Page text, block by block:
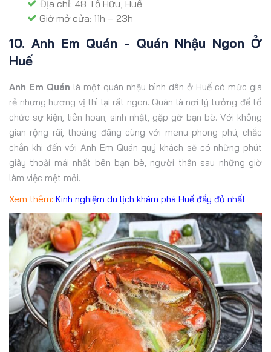
Địa chỉ: 48 Tố Hữu, Huế
Giờ mở cửa: 11h – 23h
10. Anh Em Quán - Quán Nhậu Ngon Ở
Huế
Anh Em Quán là một quán nhậu bình dân ở Huế có mức giá
rẻ nhưng hương vị thì lại rất ngon. Quán là nơi lý tưởng để tổ
chức sự kiện, liên hoan, sinh nhật, gặp gỡ bạn bè. Với không
gian rộng rãi, thoáng đãng cùng với menu phong phú, chắc
chắn khi đến với Anh Em Quán quý khách sẽ có những phút
giây thoải mái nhất bên bạn bè, người thân sau những giờ
làm việc mệt mỏi.
Xem thêm: Kinh nghiệm du lịch khám phá Huế đầy đủ nhất